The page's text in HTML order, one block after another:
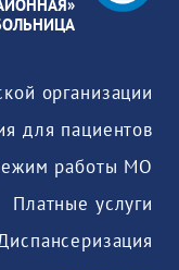
организации
для пациентов
работы МО
Платные услуги